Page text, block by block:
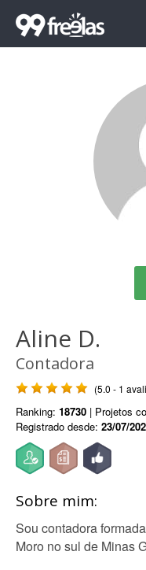
Aline D.
Contadora
(5.0 - 1
Ranking: 18730 | Projetos
Registrado desde: 23/07/
Sobre mim:
Sou contadora
Moro no sul de Minas